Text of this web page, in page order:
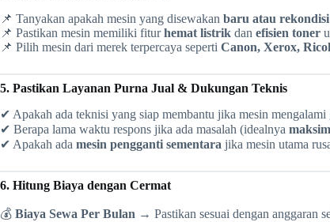
📌 Tanyakan apakah mesin yang disewakan baru atau rekondisi
📌 Pastikan mesin memiliki fiturhemat listrik dan efisien toner
📌 Pilih mesin dari merek terpercaya seperti Canon, Xerox,
5. Pastikan Layanan Purna Jual & Dukungan Teknis
✔ Apakah ada teknisi yang siap membantu jika mesin mengalami
✔ Berapa lama waktu respons jika ada masalah (idealnya
✔ Apakah ada mesin pengganti sementara jika mesin utama
6. Hitung Biaya dengan Cermat
💰 Biaya Sewa Per Bulan → Pastikan sesuai dengan anggaran